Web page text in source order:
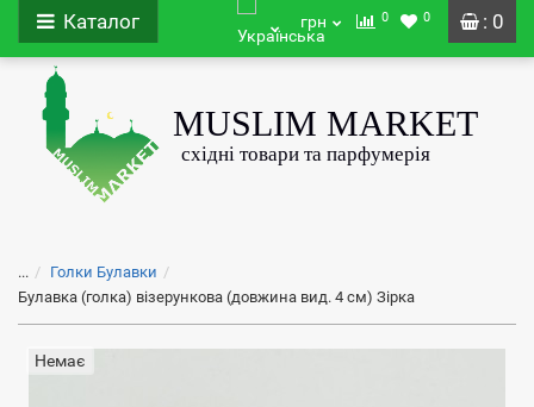
: 0
Каталог грн 0 0
...
Голки Булавки
Булавка (голка) візерункова (довжина вид. 4 см) Зірка
Немає